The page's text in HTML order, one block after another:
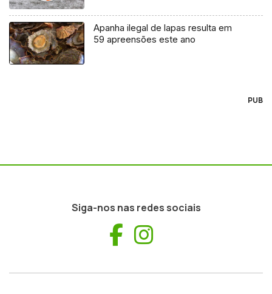
Apanha ilegal de lapas resulta em
59 apreensões este ano
PUB
Siga-nos nas redes sociais
Facebook